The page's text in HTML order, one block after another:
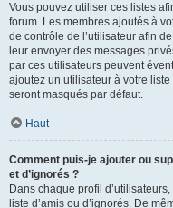
Vous pouvez utiliser ces listes
forum. Les membres ajoutés à
de contrôle de l’utilisateur afin
leur envoyer des messages
par ces utilisateurs peuvent
ajoutez un utilisateur à votre
seront masqués par défaut.
Haut
Comment puis-je ajouter ou
et d’ignorés ?
Dans chaque profil
liste d’amis ou d’ignorés. De